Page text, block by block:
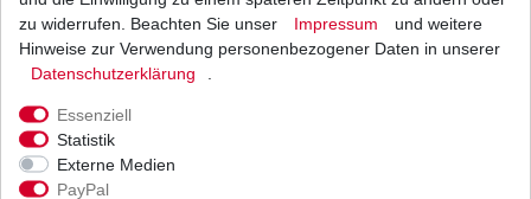
RK Kette 420 Standard 126 Glieder offen B&B
15,50 € *
zu widerrufen. Beachten Sie unser
Impressum
und weitere
Hinweise zur Verwendung personenbezogener Daten in unserer
Daten­schutz­erklärung
Essenziell
Statistik
Externe Medien
PayPal